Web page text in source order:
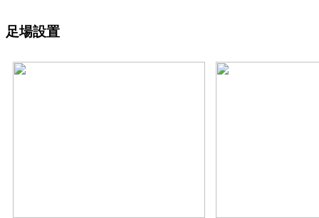
足場設置